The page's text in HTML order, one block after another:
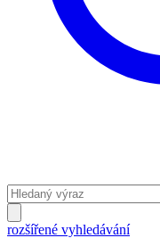
rozšířené vyhledávání